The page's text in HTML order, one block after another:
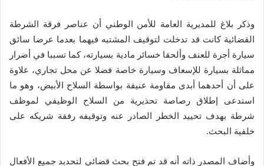
وذكر بلاغ للمديرية العامة للأمن الوطني أن عناصر فرقة الشرطة
القضائية كانت قد تدخلت لتوقيف المشتبه فيهما بعدما عرضا سائق
سيارة أجرة للعنف وألحقا خسائر مادية بسيارته، كما تسببا في أضرار
مماثلة بسيارة للإسعاف وسيارة خاصة فضلا عن محل تجاري، علاوة
على أن أحدهما أبدى مقاومة عنيفة بواسطة السلاح الأبيض، وهو ما
استدعى إطلاق رصاصة تحذيرية من السلاح الوظيفي لموظف
شرطة بهدف تحييد الخطر الصادر عنه وتوقيفه رفقة شريكه على
خلفية البحث.
وأضاف المصدر ذاته أنه قد تم فتح بحث قضائي لتحديد جميع الأفعال